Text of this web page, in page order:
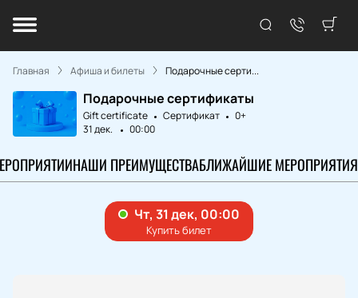
Главная Афиша и билеты Подарочные серти...
Подарочные сертификаты
Gift certificate Сертификат
0+
31 дек.
00:00
НАШИ ПРЕИМУЩЕСТВАБЛИЖАЙШИЕ МЕРОПРИЯТИЯ